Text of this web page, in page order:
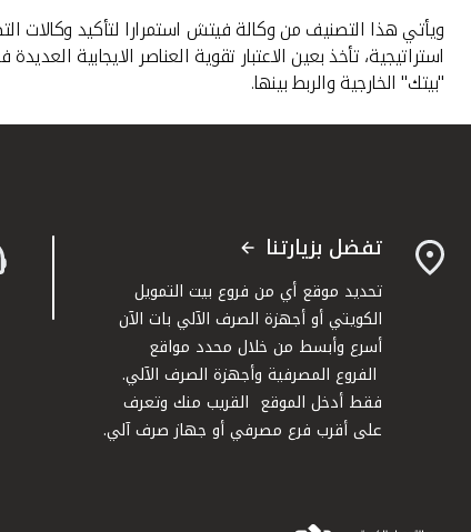
ويأتي هذا التصنيف من وكالة فيتش استمرارا لتأكيد
استراتيجية، تأخذ بعين الاعتبار تقوية العناصر الايجابية
"بيتك" الخارجية والربط بينها.
تفضل بزيارتنا
تحديد موقع أي من فروع بيت التمويل
الكويتي أو أجهزة الصرف الآلي بات الآن
أسرع وأبسط من خلال محدد مواقع
الفروع المصرفية وأجهزة الصرف الآلي.
فقط أدخل الموقع القريب منك وتعرف
على أقرب فرع مصرفي أو جهاز صرف آلي.